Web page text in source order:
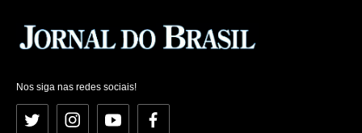
Nos siga nas redes sociais!
Twitter InstagramYouTubeFacebook